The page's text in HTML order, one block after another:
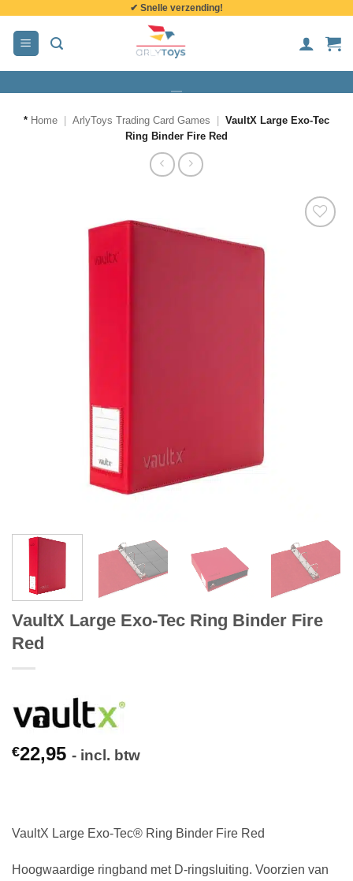
inhoud
✔ Snelle verzending!
* Home ArlyToys Trading Card Games
VaultX Large Exo-Tec
Ring Binder Fire Red
VaultX Large Exo-Tec Ring Binder Fire
Red
€22,95 - incl. btw
VaultX Large Exo-Tec® Ring Binder Fire Red
Hoogwaardige ringband met D-ringsluiting. Voorzien van